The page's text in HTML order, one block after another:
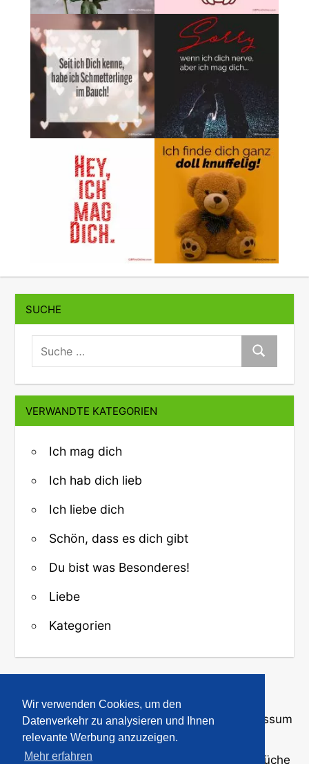
Wir verwenden Cookies, um den
Datenverkehr zu analysieren und Ihnen
relevante Werbung anzuzeigen.
Mehr erfahren
SUCHE
suche:
Suche
VERWANDTE KATEGORIEN
Ich mag dich
Ich hab dich lieb
Ich liebe dich
Schön, dass es dich gibt
Du bist was Besonderes!
Liebe
Kategorien
↑ Zurück zum Anfang
Über uns·Kontakt·Datenschutz Impressum
© 2008-2026 · Bilder und Sprüche